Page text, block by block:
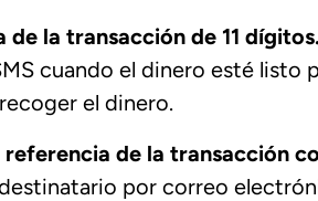
la transacción de 11 dígitos.
cuando el dinero esté listo
el dinero.
de la transacción
por correo